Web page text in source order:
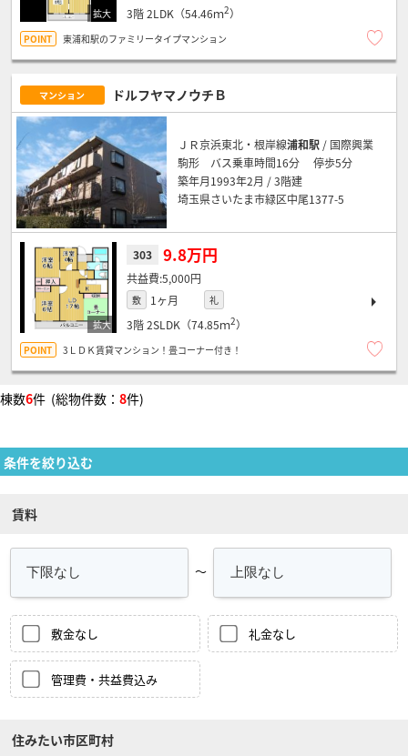
3階2LDK（54.46ｍ2）
東浦和駅のファミリータイプマンション
マンション ドルフヤマノウチＢ
ＪＲ京浜東北・根岸線浦和駅 / 国際興業
駒形 バス乗車時間16分 停歩5分
築年月1993年2月 / 3階建
埼玉県さいたま市緑区中尾1377-5
303 9.8万円
5,000円
敷 1ヶ月 礼
3階2SLDK（74.85ｍ2）
3ＬＤＫ賃貸マンション！畳コーナー付き！
棟数6件 (総物件数： 8件)
条件を絞り込む
賃料
～
敷金なし 礼金なし
管理費・共益費込み
住みたい市区町村